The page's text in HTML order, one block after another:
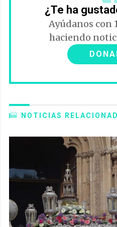
¿Te ha
Ayúdanos con
haciendo
NOTICIAS